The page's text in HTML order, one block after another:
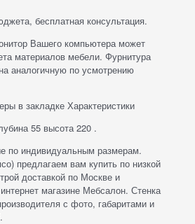
бесплатная консультация.
Вашего компьютера может
материалов мебели. Фурнитура
аналогичную по усмотрению
в закладке Характеристики
55 высота 220 .
по индивидуальным размерам.
предлагаем вам купить по низкой
доставкой по Москве и
магазине Мебсалон. Стенка
с фото, габаритами и